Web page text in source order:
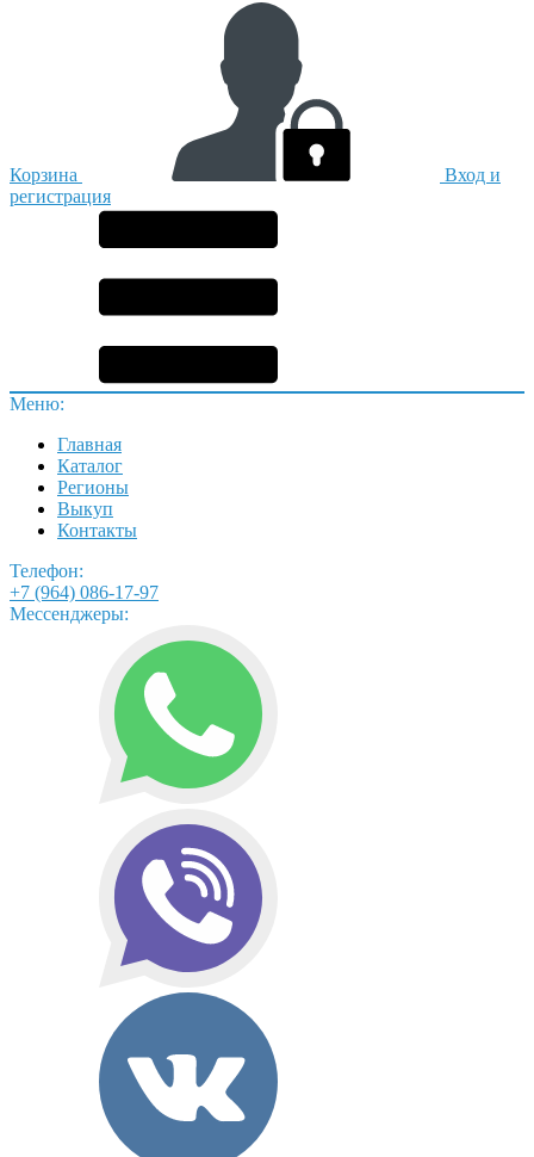
Корзина
Вход и
регистрация
Меню:
Главная
Каталог
Регионы
Выкуп
Контакты
Телефон:
+7 (964) 086-17-97
Мессенджеры: